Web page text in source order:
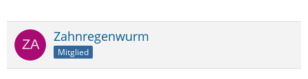
Zahnregenwurm
Mitglied